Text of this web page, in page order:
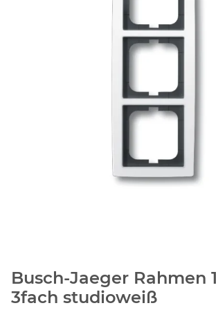
Busch-Jaeger Rahmen
3fach studioweiß